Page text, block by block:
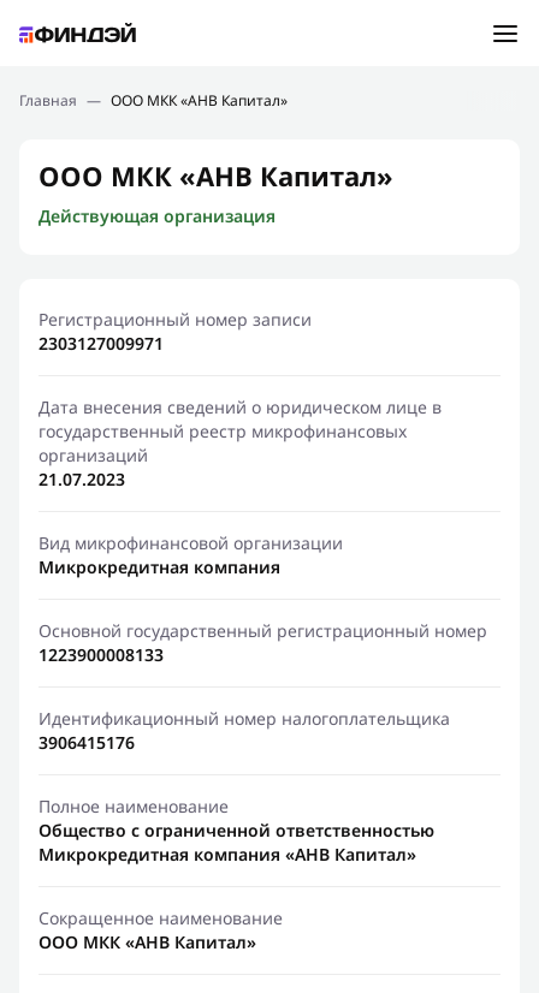
Подбор займа
Новости
Финансовое просвещение
Главная — ООО МКК «АНВ Капитал»
ООО МКК «АНВ Капитал»
Действующая организация
Регистрационный номер записи
2303127009971
Дата внесения сведений о юридическом лице в
государственный реестр микрофинансовых
организаций
21.07.2023
Вид микрофинансовой организации
Микрокредитная компания
Основной государственный регистрационный номер
1223900008133
Идентификационный номер налогоплательщика
3906415176
Полное наименование
Общество с ограниченной ответственностью
Микрокредитная компания «АНВ Капитал»
Сокращенное наименование
ООО МКК «АНВ Капитал»
Ошибка:Контактная форма не найдена.
Спасибо, что написали нам
Мы свяжемся с Вами в ближайшее время и сообщим
результат
Отправить новый запрос